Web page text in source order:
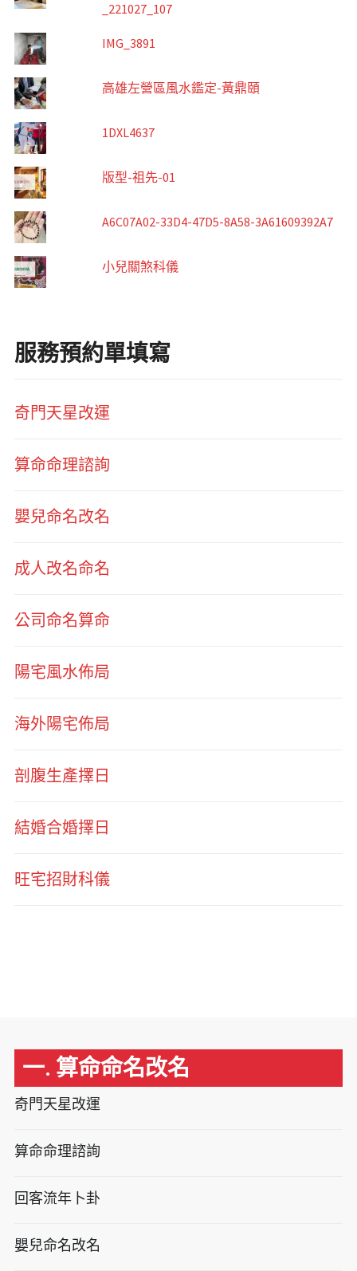
_221027_107
IMG_3891
高雄左營區風水鑑定-黃鼎頤
1DXL4637
版型-祖先-01
A6C07A02-33D4-47D5-8A58-3A61609392A7
小兒關煞科儀
服務預約單填寫
奇門天星改運
算命命理諮詢
嬰兒命名改名
成人改名命名
公司命名算命
陽宅風水佈局
海外陽宅佈局
剖腹生產擇日
結婚合婚擇日
旺宅招財科儀
一. 算命命名改名
奇門天星改運
算命命理諮詢
回客流年卜卦
嬰兒命名改名